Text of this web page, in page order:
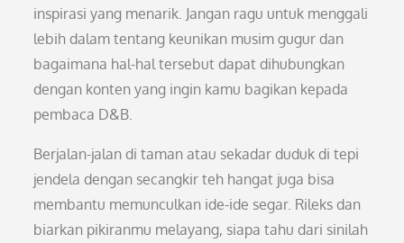
inspirasi yang menarik. Jangan ragu untuk menggali
lebih dalam tentang keunikan musim gugur dan
bagaimana hal-hal tersebut dapat dihubungkan
dengan konten yang ingin kamu bagikan kepada
pembaca D&B.
Berjalan-jalan di taman atau sekadar duduk di tepi
jendela dengan secangkir teh hangat juga bisa
membantu memunculkan ide-ide segar. Rileks dan
biarkan pikiranmu melayang, siapa tahu dari sinilah